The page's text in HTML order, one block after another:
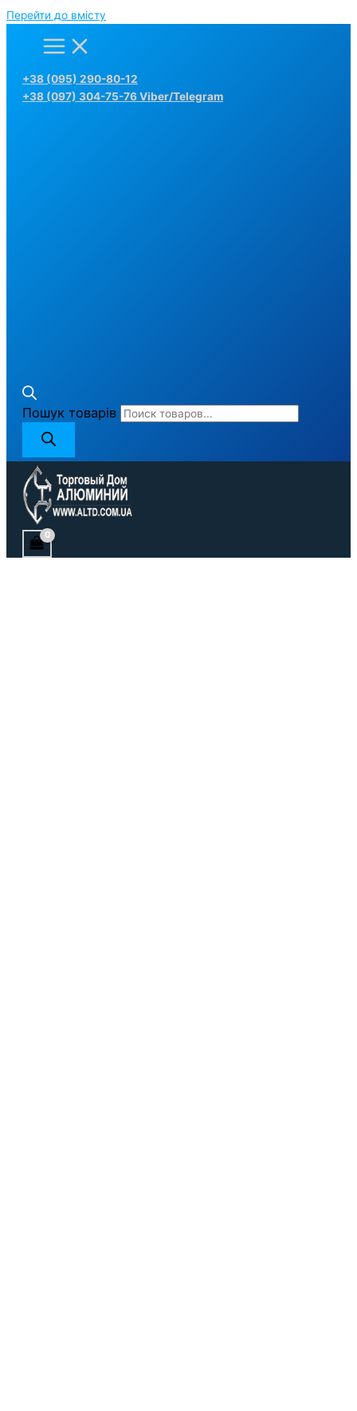
Перейти до вмісту
+38 (095) 290-80-12
+38 (097) 304-75-76 Viber/Telegram
Пошук товарів